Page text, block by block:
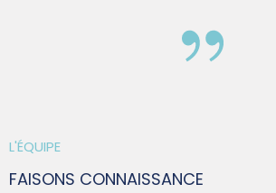
L'ÉQUIPE
FAISONS CONNAISSANCE